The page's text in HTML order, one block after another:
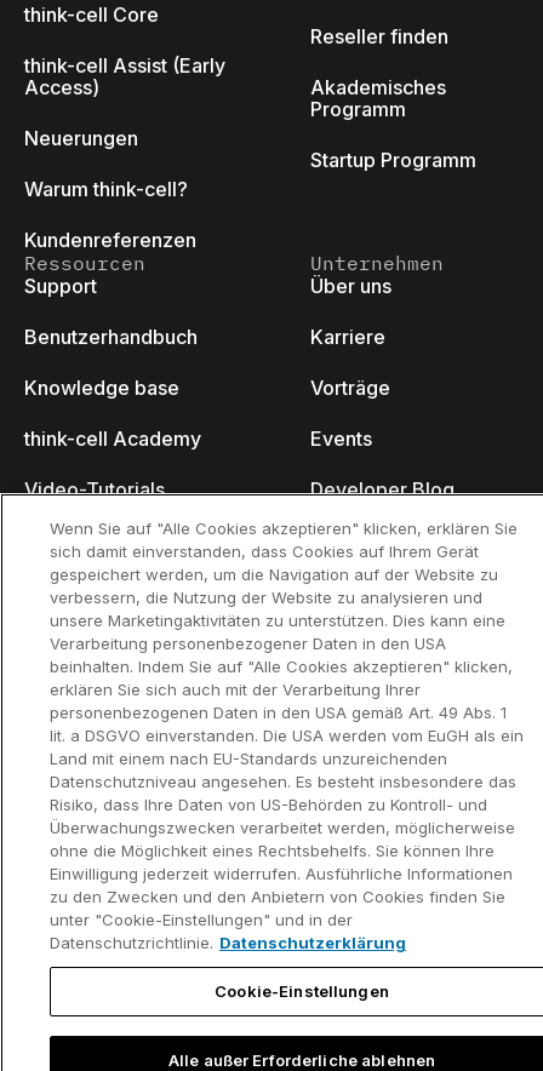
think-cell Core
think-cell Assist (Early
Access)
Neuerungen
Warum think-cell?
Kundenreferenzen
Reseller finden
Akademisches
Programm
Startup Programm
Ressourcen
Support
Benutzerhandbuch
Knowledge base
think-cell Academy
Video-Tutorials
Content Hub
Webinare
Unternehmen
Über uns
Karriere
Vorträge
Events
Developer Blog
Kontakt
©2002-2026 think-cell Software GmbH
Datenschutzerklär
ung
Kontaktinformationen und rechtlicher
Hinweis
Wenn Sie auf "Alle Cookies akzeptieren" klicken, erklären Sie
sich damit einverstanden, dass Cookies auf Ihrem Gerät
gespeichert werden, um die Navigation auf der Website zu
verbessern, die Nutzung der Website zu analysieren und
unsere Marketingaktivitäten zu unterstützen. Dies kann eine
Verarbeitung personenbezogener Daten in den USA
beinhalten. Indem Sie auf "Alle Cookies akzeptieren" klicken,
erklären Sie sich auch mit der Verarbeitung Ihrer
personenbezogenen Daten in den USA gemäß Art. 49 Abs. 1
lit. a DSGVO einverstanden. Die USA werden vom EuGH als ein
Land mit einem nach EU-Standards unzureichenden
Datenschutzniveau angesehen. Es besteht insbesondere das
Risiko, dass Ihre Daten von US-Behörden zu Kontroll- und
Überwachungszwecken verarbeitet werden, möglicherweise
ohne die Möglichkeit eines Rechtsbehelfs. Sie können Ihre
Einwilligung jederzeit widerrufen. Ausführliche Informationen
zu den Zwecken und den Anbietern von Cookies finden Sie
unter "Cookie-Einstellungen" und in der
Datenschutzrichtlinie. Datenschutzerklärung
Cookie-Einstellungen
Alle außer Erforderliche ablehnen